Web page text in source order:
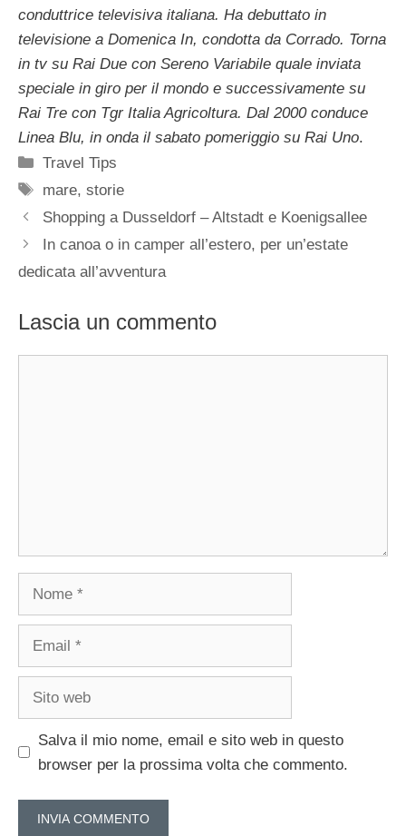
conduttrice televisiva italiana. Ha debuttato in
televisione a Domenica In, condotta da Corrado. Torna
in tv su Rai Due con Sereno Variabile quale inviata
speciale in giro per il mondo e successivamente su
Rai Tre con Tgr Italia Agricoltura. Dal 2000 conduce
Linea Blu, in onda il sabato pomeriggio su Rai Uno.
Categorie
Travel Tips
Tag
mare,storie
Shopping a Dusseldorf – Altstadt e Koenigsallee
In canoa o in camper all’estero, per un’estate
dedicata all’avventura
Lascia un commento
Salva il mio nome, email e sito web in questo
browser per la prossima volta che commento.